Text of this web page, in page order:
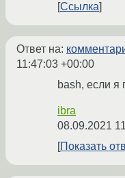
Ссылка
Ответ на:
11:47:03 +00:00
bash, если я
ibra
08.09.2021
Показать